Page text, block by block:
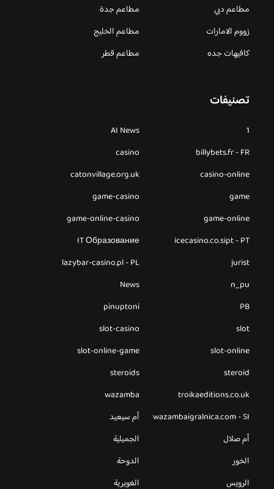
مطاعم دبي
مطاعم جدة
زووم الامارات
مطاعم الخليج
كافيهات جده
مطاعم قطر
تصنيفات
1
AI News
billybets.fr - FR
casino
casino-online
catonvillage.org.uk
game
game-casino
game-online
game-online-casino
icecasino.co.sipt - PT
IT Образование
jurist
lazybar-casino.pl - PL
n_pu
News
PB
pinuptoni
slot
slot-casino
slot-online
slot-online-game
steroid
steroids
troikaeditions.co.uk
wazamba
wazambaigralnica.com - SI
أم سيعيد
أم صلال
الجميلية
الخور
الدوحة
الرويس
الغويرية